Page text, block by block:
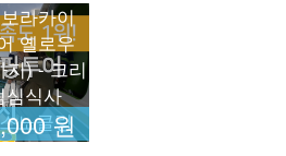
원
라카이
옐로우
지) - 크리
심식사
노클링